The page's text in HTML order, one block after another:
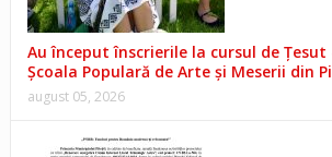
Au început înscrierile la cursul de Țesut
Școala Populară de Arte și Meserii din
august 05, 2026